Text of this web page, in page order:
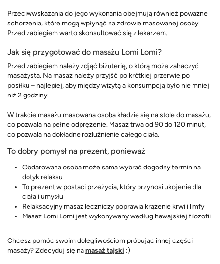
Przeciwwskazania do jego wykonania obejmują również poważne
schorzenia, które mogą wpłynąć na zdrowie masowanej osoby.
Przed zabiegiem warto skonsultować się z lekarzem.
Jak się przygotować do masażu Lomi Lomi?
Przed zabiegiem należy zdjąć biżuterię, o którą może zahaczyć
masażysta. Na masaż należy przyjść po krótkiej przerwie po
posiłku – najlepiej, aby między wizytą a konsumpcją było nie mniej
niż 2 godziny.
W trakcie masażu masowana osoba kładzie się na stole do masażu,
co pozwala na pełne odprężenie. Masaż trwa od 90 do 120 minut,
co pozwala na dokładne rozluźnienie całego ciała.
To dobry pomysł na prezent, ponieważ
Obdarowana osoba może sama wybrać dogodny termin na
dotyk relaksu
To prezent w postaci przeżycia, który przynosi ukojenie dla
ciała i umysłu
Relaksacyjny masaż leczniczy poprawia krążenie krwi i limfy
Masaż Lomi Lomi jest wykonywany według hawajskiej filozofii
Chcesz pomóc swoim dolegliwościom próbując innej części
masaży? Zdecyduj się namasaż tajski :)